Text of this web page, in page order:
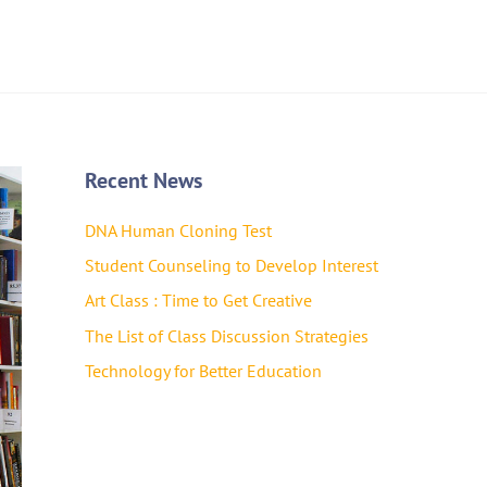
Recent News
DNA Human Cloning Test
Student Counseling to Develop Interest
Art Class : Time to Get Creative
The List of Class Discussion Strategies
Technology for Better Education